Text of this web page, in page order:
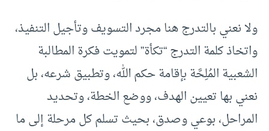
ولا نعني بالتدرج هنا مجرد التسويف وتأجيل التنفيذ،
واتخاذ كلمة التدرج “تكأة” لتمويت فكرة المطالبة
الشعبية المُلِحَّة بإقامة حكم الله، وتطبيق شرعه، بل
نعني بها تعيين الهدف، ووضع الخطة، وتحديد
المراحل، بوعي وصدق، بحيث تسلم كل مرحلة إلى ما